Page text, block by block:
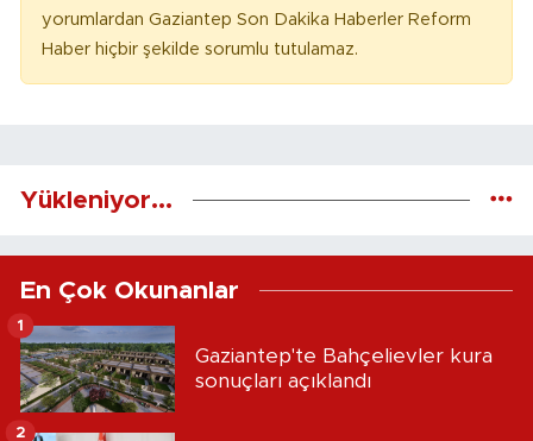
yorumlardan Gaziantep Son Dakika Haberler Reform
Haber hiçbir şekilde sorumlu tutulamaz.
Yükleniyor...
En Çok Okunanlar
Gaziantep'te Bahçelievler kura
sonuçları açıklandı
1
2